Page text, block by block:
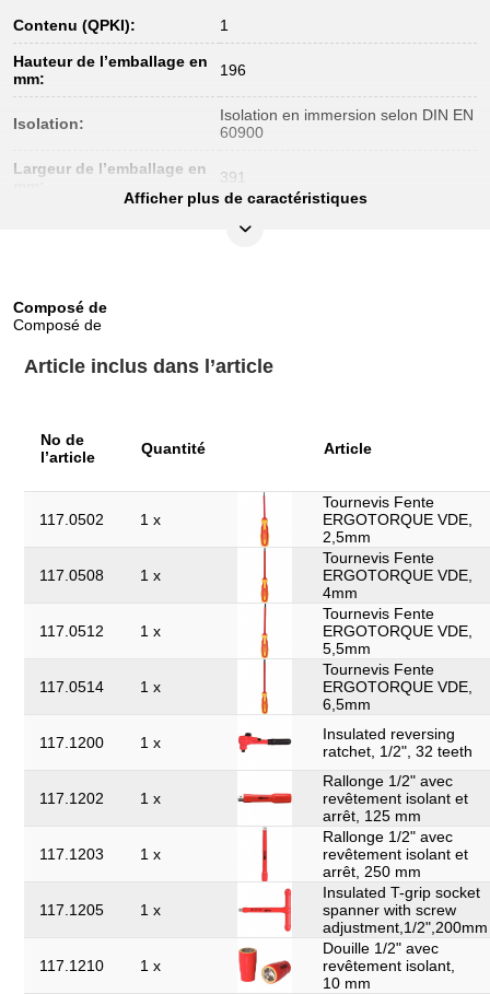
Contenu (QPKI): 1
Hauteur de l’emballage en
mm:
196
Isolation:
Isolation en immersion selon DIN EN
60900
Largeur de l’emballage en
391
481
Norme:
Afficher plus de caractéristiques
Composé de
Composé de
Article inclus dans l’article
No de
l’article
Quantité Article
117.0502 1 x
Tournevis Fente
ERGOTORQUE VDE,
2,5mm
117.0508 1 x
Tournevis Fente
ERGOTORQUE VDE,
4mm
117.0512 1 x
Tournevis Fente
ERGOTORQUE VDE,
5,5mm
117.0514 1 x
Tournevis Fente
ERGOTORQUE VDE,
6,5mm
117.1200 1 x
Insulated reversing
ratchet, 1/2", 32 teeth
117.1202 1 x
Rallonge 1/2" avec
revêtement isolant et
arrêt, 125 mm
117.1203 1 x
Rallonge 1/2" avec
revêtement isolant et
arrêt, 250 mm
117.1205 1 x
Insulated T-grip socket
spanner with screw
adjustment,1/2",200mm
117.1210 1 x
Douille 1/2" avec
revêtement isolant,
10 mm